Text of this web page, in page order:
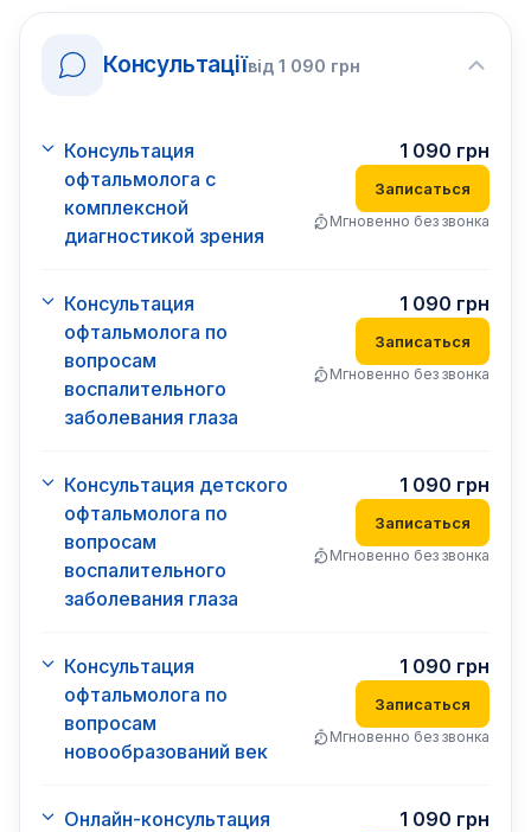
Консультаціївід 1 090 грн
Консультация
офтальмолога с
комплексной
диагностикой зрения
1 090 грн
Записаться
Мгновенно без звонка
Консультация
офтальмолога по
вопросам
воспалительного
заболевания глаза
1 090 грн
Записаться
Мгновенно без звонка
Консультация детского
офтальмолога по
вопросам
воспалительного
заболевания глаза
1 090 грн
Записаться
Мгновенно без звонка
Консультация
офтальмолога по
вопросам
новообразований век
1 090 грн
Записаться
Мгновенно без звонка
Онлайн-консультация
1 090 грн